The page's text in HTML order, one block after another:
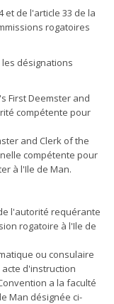
et de l'article 33 de la
rogatoires
désignations
First Deemster and
compétente pour
and Clerk of the
compétente pour
à l'Ile de Man.
l'autorité requérante
rogatoire à l'Ile de
ou consulaire
d'instruction
a la faculté
Man désignée ci-